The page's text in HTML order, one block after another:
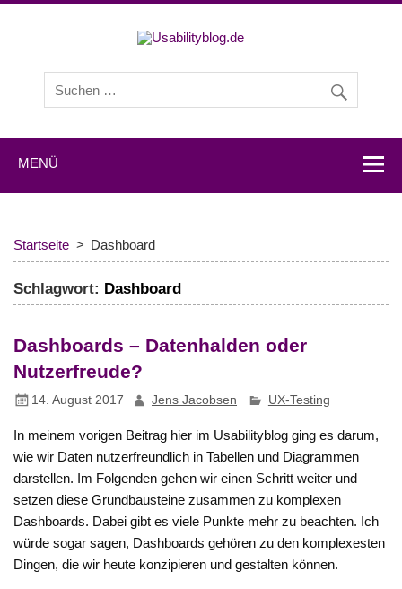
Experten zu den Themen Usability und User Experience.
MENÜ
Startseite Dashboard
Schlagwort: Dashboard
Dashboards – Datenhalden oder
Nutzerfreude?
14. August 2017 Jens Jacobsen UX-Testing
In meinem vorigen Beitrag hier im Usabilityblog ging es darum,
wie wir Daten nutzerfreundlich in Tabellen und Diagrammen
darstellen. Im Folgenden gehen wir einen Schritt weiter und
setzen diese Grundbausteine zusammen zu komplexen
Dashboards. Dabei gibt es viele Punkte mehr zu beachten. Ich
würde sogar sagen, Dashboards gehören zu den komplexesten
Dingen, die wir heute konzipieren und gestalten können.